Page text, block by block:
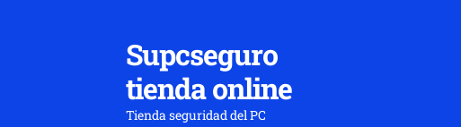
Ir
a
la
navegación
Ir
al
contenido
Supcseguro
tienda online
Tienda seguridad del PC